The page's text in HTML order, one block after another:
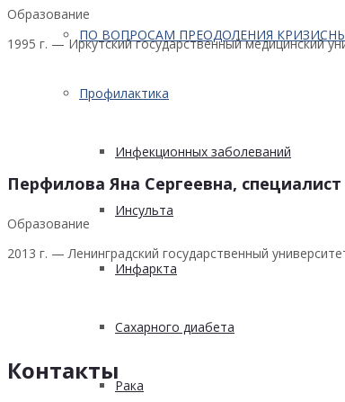
ПО ВОПРОСАМ ПРЕОДОЛЕНИЯ
Профилактика
Инфекционных заболеваний
Инсульта
Инфаркта
Сахарного диабета
Рака
Образование
1995 г. — Иркутский государственный медицинский
Перфилова Яна Сергеевна,
Образование
2013 г. — Ленинградский государственный
Контакты